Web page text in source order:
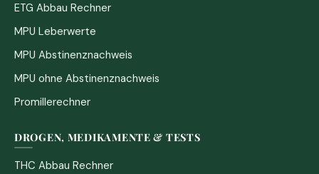
ETG Abbau Rechner
MPU Leberwerte
MPU Abstinenznachweis
MPU ohne Abstinenznachweis
Promillerechner
DROGEN, MEDIKAMENTE & TESTS
THC Abbau Rechner